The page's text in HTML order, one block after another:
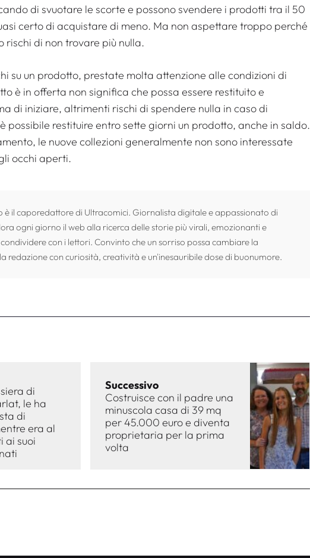
di svuotare le scorte e possono svendere i prodotti tra il 50
certo di acquistare di meno. Ma non aspettare troppo perché
rischi di non trovare più nulla.
su un prodotto, prestate molta attenzione alle condizioni di
è in offerta non significa che possa essere restituito e
di iniziare, altrimenti rischi di spendere nulla in caso di
possibile restituire entro sette giorni un prodotto, anche in saldo.
le nuove collezioni generalmente non sono interessate
occhi aperti.
è il caporedattore di Ultracomici. Giornalista digitale e appassionato di
ogni giorno il web alla ricerca delle storie più virali, emozionanti e
con i lettori. Convinto che un sorriso possa cambiare la
redazione con curiosità, creatività e un'inesauribile dose di buonumore.
di
le ha
di
era al
ai suoi
Successivo
Costruisce con il padre una
minuscola casa di 39 mq
per 45.000 euro e diventa
proprietaria per la prima
volta